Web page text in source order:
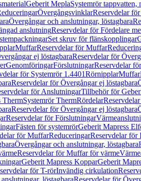
Geberit MeplaSystemrör tappvatten,
ÖvergångsvinklarReservdelar
Övergångar och anslutningar, löstagbara
anslutningReservdelar för Fördelare
Set skruv för flänskopplingar
MuffarReservdelar för Muffar
ej löstagbaraReservdelar för
GenomföringarFörslutningarReservdelar
för Systemrör 1.4401RörnipplarMuffar
Reservdelar för Övergångar ej löstagbara
för AnslutningarTillbehör för
ThermSystemrör ThermRördelar
Reservdelar för Övergångar ej löstagbara
Reservdelar för Förslutningar
Fästen för systemrörGeberit Mapress
för MuffarReduceringarReservdelar för
Övergångar och anslutningar, löstagbara
Reservdelar för Muffar för värme
Geberit Mapress KopparGeberit
för T-rörInvändig cirkulation
löstagbaraReservdelar för